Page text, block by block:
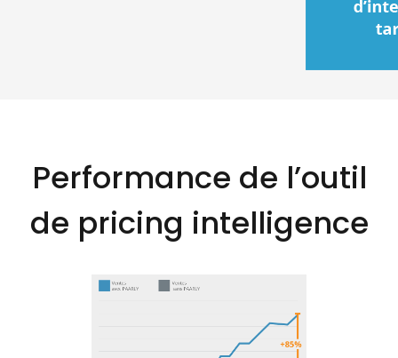
Performance de l’outil
de pricing intelligence